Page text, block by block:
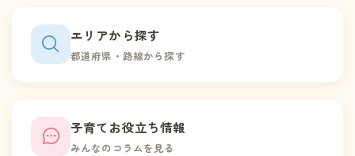
エリアから探す
都道府県・路線から探す
子育てお役立ち情報
みんなのコラムを見る